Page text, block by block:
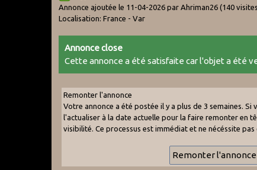
Annonce ajoutée le 11-04-2026 par Ahriman26(140
Localisation: France - Var
Annonce close
Cette annonce a été satisfaite car l'objet a été
Remonter l'annonce
Votre annonce a été postée il y a plus de 3 semaines. Si
l'actualiser à la date actuelle pour la faire remonter en
visibilité. Ce processus est immédiat et ne nécéssite